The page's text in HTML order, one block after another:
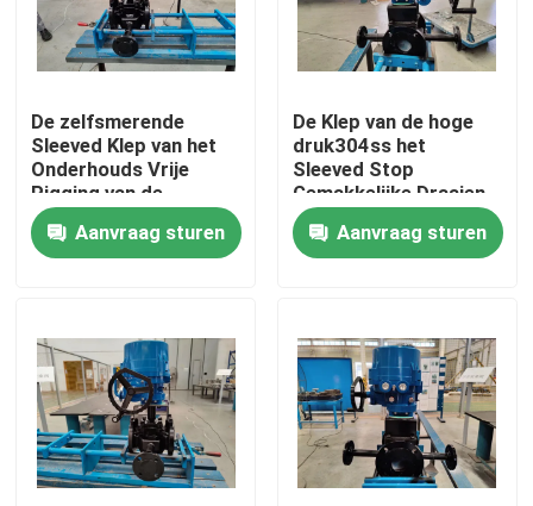
Ongeveer ons
Fabrieksreis
Kwaliteitscontrole
Nieuws
Gevallen
Verzoek om een Citaat
De zelfsmerende
Sleeved Klep van het
Onderhouds Vrije
Pigging van de
Stopklep
Aanvraag sturen
De Klep van de hoge
druk304ss het
Sleeved Stop
Gemakkelijke Draaien
zonder Smering
Aanvraag sturen